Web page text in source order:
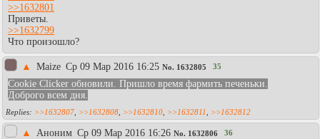
>>1632801
Приветы.
>>1632799
Что произошло?
▲ Maize Ср 09 Мар 2016 16:25 No. 1632805 35
Cookie Clicker обновили. Пришло время фармить печеньки.
Доброго всем дня.
>>1632807 >>1632808 >>1632810 >>1632811 >>1632812
▲ Аноним Ср 09 Мар 2016 16:26 No. 1632806 36